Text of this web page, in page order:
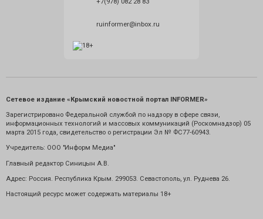
ruinformer@inbox.ru
Сетевое издание «Крымский новостной портал INFORMER»
Зарегистрировано Федеральной службой по надзору в сфере связи,
информационных технологий и массовых коммуникаций (Роскомнадзор) 05
марта 2015 года, свидетельство о регистрации Эл № ФС77-60943.
Учредитель: ООО "Информ Медиа"
Главный редактор Синицын А.В.
Адрес: Россия. Республика Крым. 299053. Севастополь, ул. Руднева 26.
Настоящий ресурс может содержать материалы 18+